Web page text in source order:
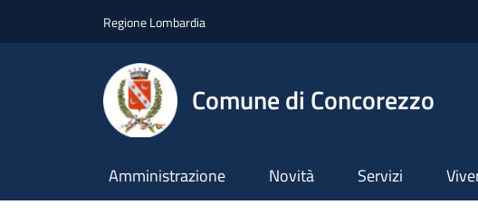
Regione Lombardia
Comune di Concorezzo
Amministrazione Novità Servizi